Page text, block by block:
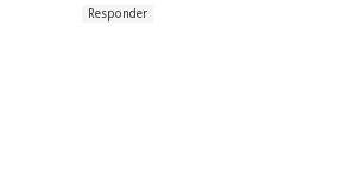
Responder